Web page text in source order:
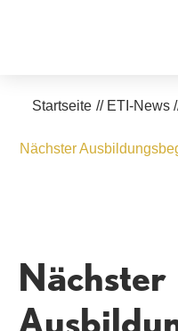
Startseite // ETI-News
Nächster
Nächster